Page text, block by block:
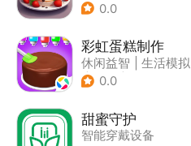
0.0
彩虹蛋糕制作
休闲益智
生活模拟
| 美食
0.0
甜蜜守护
智能穿戴设备